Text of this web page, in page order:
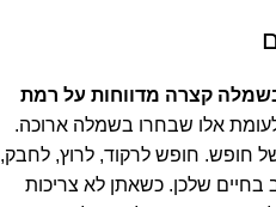
בשמלה קצרה מדווחות על רמת
אלו שבחרו בשמלה ארוכה.
של חופש. חופש לרקוד, לרוץ, לחבק,
בחיים שלכן. כשאתן לא צריכות